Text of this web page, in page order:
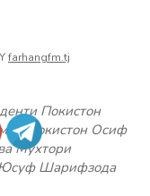
farhangfm.tj
Покистон
Покистон Осиф
Мухтори
Юсуф Шарифзода